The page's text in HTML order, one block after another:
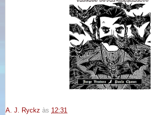
A. J. Ryckz às 12:31